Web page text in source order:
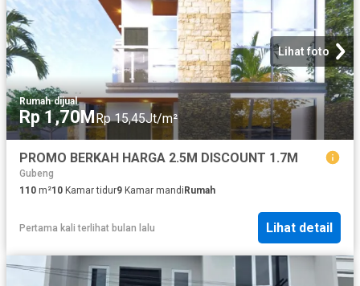
Lihat foto
Rumah·dijual
Rp 1,70MRp 15,45Jt/m²
PROMO BERKAH HARGA 2.5M DISCOUNT 1.7M
Gubeng
110 m²10 Kamar tidur9 Kamar mandi Rumah
Pertama kali terlihat bulan lalu Lihat detail